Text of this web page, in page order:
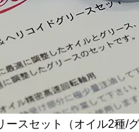
ースセット（オイル2種/